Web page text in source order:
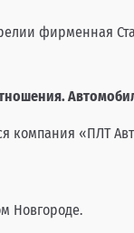
фирменная
компания «ПЛТ
Новгороде.